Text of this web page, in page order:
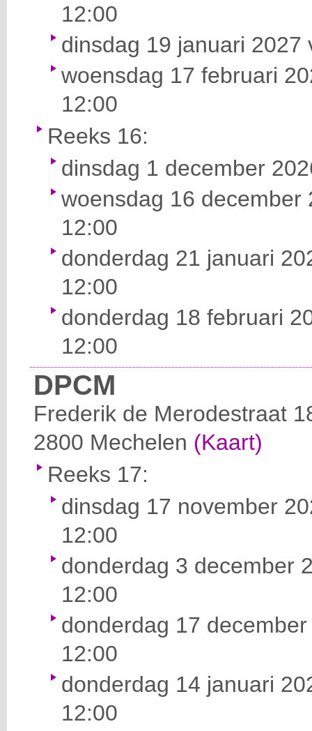
12:00
dinsdag 19 januari 2027
woensdag 17 februari
12:00
Reeks 16:
dinsdag 1 december
woensdag 16 december
12:00
donderdag 21 januari
12:00
donderdag 18 februari
12:00
DPCM
Frederik de Merodestraat
2800 Mechelen (Kaart)
Reeks 17:
dinsdag 17 november
12:00
donderdag 3 december
12:00
donderdag 17
12:00
donderdag 14 januari
12:00